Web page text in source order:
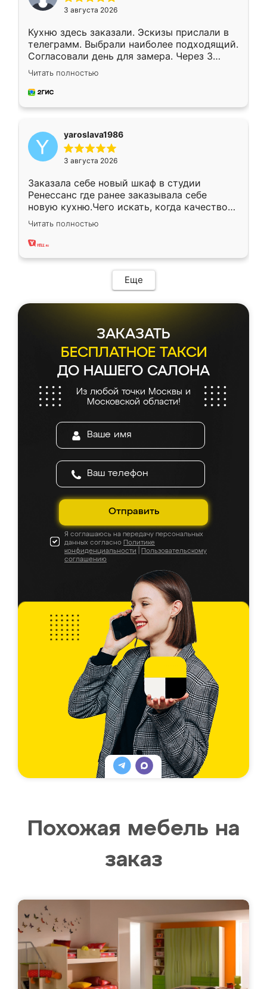
3 августа 2026
Кухню здесь заказали. Эскизы прислали в
телеграмм. Выбрали наиболее подходящий.
Согласовали день для замера. Через 3
недели кухня была уже готова. Остались
довольны работой. Спасибо Ренессанс
мебель за качественную работу!
Читать полностью
yaroslava1986
3 августа 2026
Заказала себе новый шкаф в студии
Ренессанс где ранее заказывала себе
новую кухню.Чего искать, когда качеством
вполне довольна. Служит кухня уже почти
два года, нареканий нет.
Читать полностью
Еще
ЗАКАЗАТЬ
БЕСПЛАТНОЕ ТАКСИ
ДО НАШЕГО САЛОНА
Из любой точки Москвы и
Московской области!
Отправить
Я соглашаюсь на передачу персональных
данных согласно Политике
конфиденциальности
Пользовательскому
соглашению
Похожая мебель на
заказ